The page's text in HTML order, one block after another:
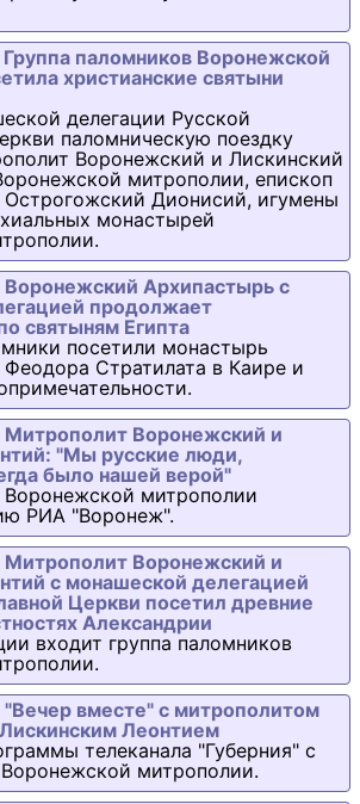
Группа паломников Воронежской
христианские святыни
делегации Русской
паломническую поездку
Воронежский и Лискинский
митрополии, епископ
Дионисий, игумены
монастырей
Воронежский Архипастырь с
продолжает
святыням Египта
посетили монастырь
Стратилата в Каире и
Митрополит Воронежский и
"Мы русские люди,
было нашей верой"
митрополии
РИА "Воронеж".
Митрополит Воронежский и
с монашеской делегацией
Церкви посетил древние
Александрии
входит группа паломников
"Вечер вместе" с митрополитом
Леонтием
телеканала "Губерния" с
митрополии.